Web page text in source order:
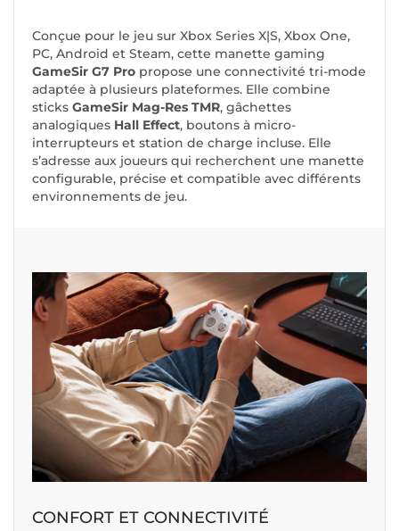
Conçue pour le jeu sur Xbox Series X|S, Xbox One,
PC, Android et Steam, cette manette gaming
GameSir G7 Pro propose une connectivité tri-mode
adaptée à plusieurs plateformes. Elle combine
sticks GameSir Mag-Res TMR, gâchettes
analogiques Hall Effect, boutons à micro-
interrupteurs et station de charge incluse. Elle
s’adresse aux joueurs qui recherchent une manette
configurable, précise et compatible avec différents
environnements de jeu.
CONFORT ET CONNECTIVITÉ